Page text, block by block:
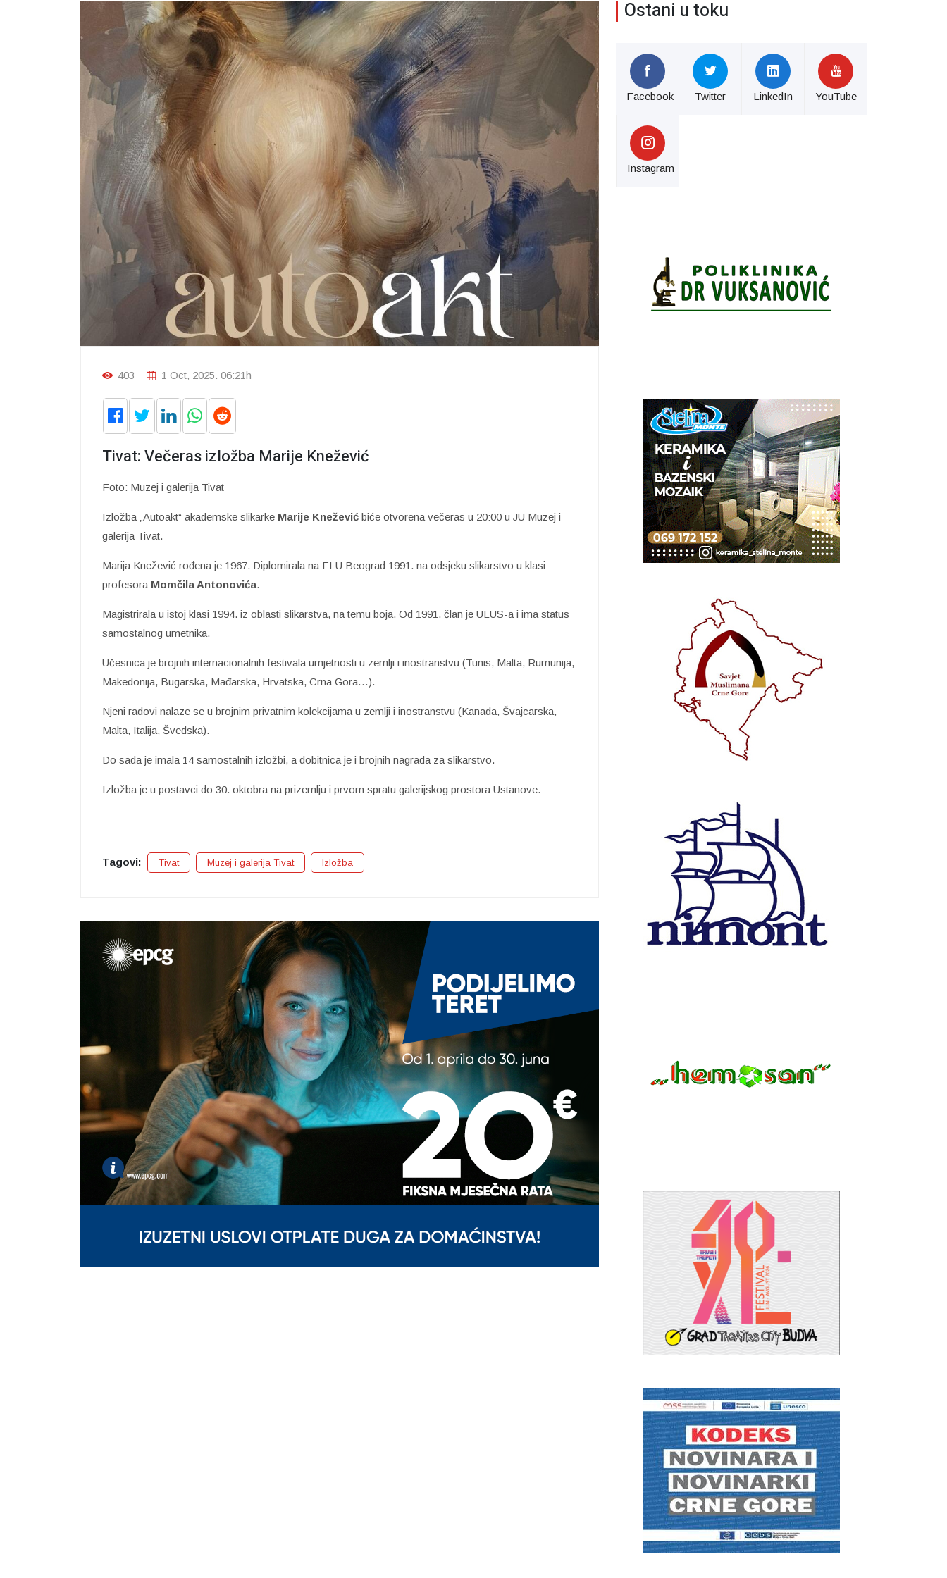
403 1 Oct, 2025. 06:21h
Tivat: Večeras izložba Marije Knežević
Foto: Muzej i galerija Tivat
Izložba „Autoakt“ akademske slikarke Marije Knežević biće otvorena večeras u 20:00 u JU Muzej i
galerija Tivat.
Marija Knežević rođena je 1967. Diplomirala na FLU Beograd 1991. na odsjeku slikarstvo u klasi
profesora Momčila Antonovića.
Magistrirala u istoj klasi 1994. iz oblasti slikarstva, na temu boja. Od 1991. član je ULUS-a i ima status
samostalnog umetnika.
Učesnica je brojnih internacionalnih festivala umjetnosti u zemlji i inostranstvu (Tunis, Malta, Rumunija,
Makedonija, Bugarska, Mađarska, Hrvatska, Crna Gora…).
Njeni radovi nalaze se u brojnim privatnim kolekcijama u zemlji i inostranstvu (Kanada, Švajcarska,
Malta, Italija, Švedska).
Do sada je imala 14 samostalnih izložbi, a dobitnica je i brojnih nagrada za slikarstvo.
Izložba je u postavci do 30. oktobra na prizemlju i prvom spratu galerijskog prostora Ustanove.
Tagovi: Tivat Muzej i galerija Tivat Izložba
Ostani u toku
Facebook Twitter LinkedIn YouTube
Instagram